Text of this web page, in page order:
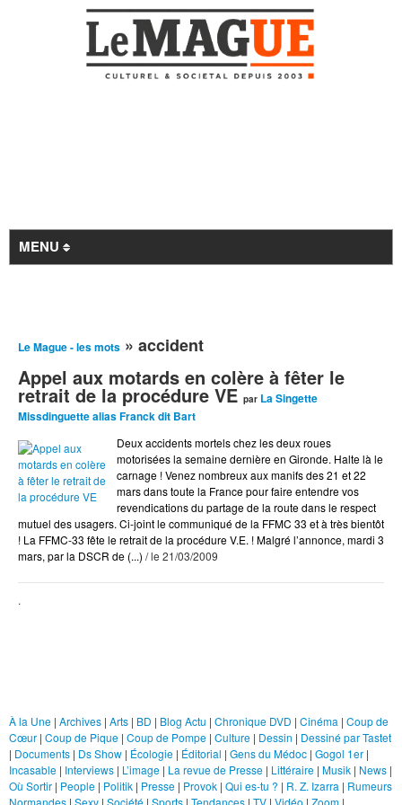
MENU
À la Une
Archives
Arts
Blog Actu
Chroniques DVD
Coup de Coeur
Documents
Ds Show
Écologie
Le Mague - les mots » accident
Appel aux motards en colère à fêter le
retrait de la procédure VE par La Singette
Missdinguette alias Franck dit Bart
Deux accidents mortels chez les deux roues
motorisées la semaine dernière en Gironde. Halte là le
carnage ! Venez nombreux aux manifs des 21 et 22
mars dans toute la France pour faire entendre vos
revendications du partage de la route dans le respect
mutuel des usagers. Ci-joint le communiqué de la FFMC 33 et à très bientôt
! La FFMC-33 fête le retrait de la procédure V.E. ! Malgré l’annonce, mardi 3
mars, par la DSCR de (...) / le 21/03/2009
.
À la Une | Archives | Arts | BD | Blog Actu | Chronique DVD | Cinéma | Coup de
Cœur | Coup de Pique | Coup de Pompe | Culture | Dessin | Dessiné par Tastet
| Documents | Ds Show | Écologie | Éditorial | Gens du Médoc | Gogol 1er |
Incasable | Interviews | L’image | La revue de Presse | Littéraire | Musik | News |
Où Sortir | People | Politik | Presse | Provok | Qui es-tu ? | R. Z. Izarra | Rumeurs
Normandes | Sexy | Société | Sports | Tendances | TV | Vidéo | Zoom |